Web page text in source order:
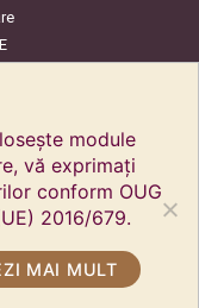
module
vă exprimați
conform OUG
2016/679.
MAI MULT